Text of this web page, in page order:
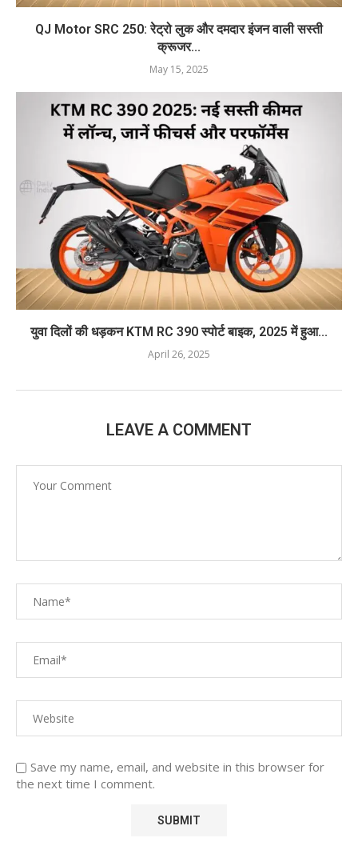
QJ Motor SRC 250: रेट्रो लुक और दमदार इंजन वाली सस्ती
क्रूजर...
May 15, 2025
युवा दिलों की धड़कन KTM RC 390 स्पोर्ट बाइक, 2025 में हुआ...
April 26, 2025
LEAVE A COMMENT
Save my name, email, and website in this browser for
the next time I comment.